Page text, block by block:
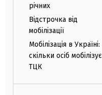
річних
Відстрочка від
мобілізації
Мобілізація в Україні:
скільки осіб мобілізує
ТЦК